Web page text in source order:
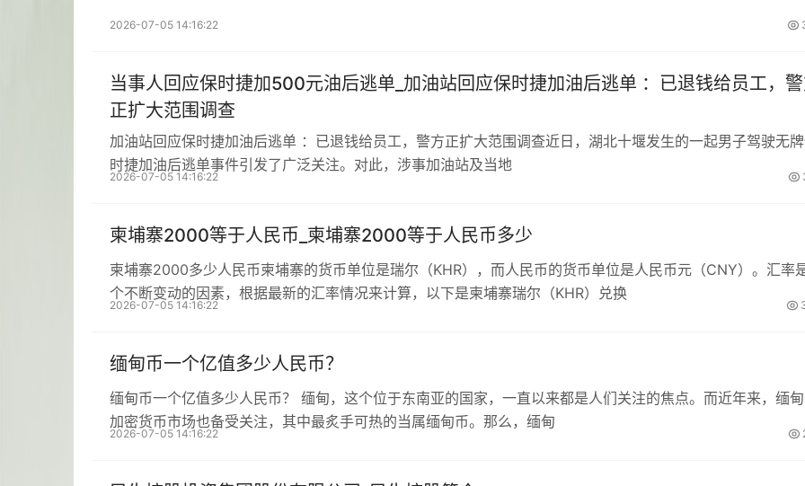
2026-07-05 14:16:22
当事人回应保时捷加500元油后逃单_加油站回应保时捷加油后逃单 ：已退钱给员工，
正扩大范围调查
加油站回应保时捷加油后逃单 ：已退钱给员工，警方正扩大范围调查近日，湖北十堰发生的一起男子驾驶无
时捷加油后逃单事件引发了广泛关注。对此，涉事加油站及当地
2026-07-05 14:16:22
柬埔寨2000等于人民币_柬埔寨2000等于人民币多少
柬埔寨2000多少人民币柬埔寨的货币单位是瑞尔（KHR），而人民币的货币单位是人民币元（CNY）。汇率
个不断变动的因素，根据最新的汇率情况来计算，以下是柬埔寨瑞尔（KHR）兑换
2026-07-05 14:16:22
缅甸币一个亿值多少人民币？
缅甸币一个亿值多少人民币？ 缅甸，这个位于东南亚的国家，一直以来都是人们关注的焦点。而近年来，缅
加密货币市场也备受关注，其中最炙手可热的当属缅甸币。那么，缅甸
2026-07-05 14:16:22